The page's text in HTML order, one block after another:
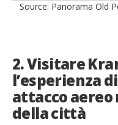
Source: Panorama Old
2. Visitare
l’esperienza
attacco
della città